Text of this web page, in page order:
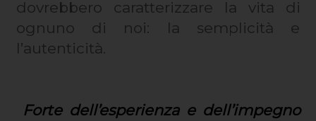
dovrebbero caratterizzare la vita di
ognuno di noi: la semplicità e
l’autenticità.
Forte dell’esperienza e dell’impegno